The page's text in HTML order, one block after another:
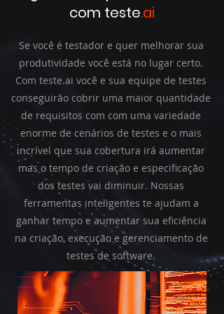
com teste.ai
Se você é testador e quer melhorar sua
produtividade você está no lugar certo.
Com teste.ai você e sua equipe de testes
conseguirão cobrir uma maior quantidade
de requisitos com com uma variedade
enorme de cenários de testes e o mais
incrível que sua cobertura irá aumentar
mas o tempo de criação e especificação
dos testes vai diminuir. Nossas
ferramentas inteligentes te ajudam a
ganhar tempo e aumentar sua eficiência
na criação, execução e gerenciamento de
testes de software.